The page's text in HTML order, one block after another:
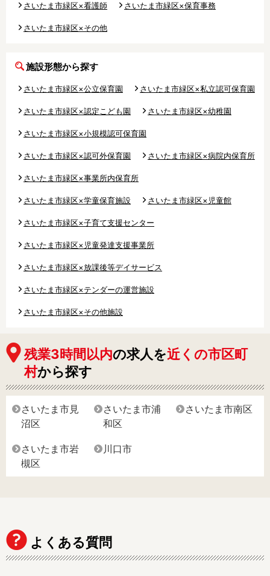
さいたま市緑区×看護師 さいたま市緑区×保育事務
さいたま市緑区×その他
施設形態から探す
さいたま市緑区×公立保育園 さいたま市緑区×私立認可保育園
さいたま市緑区×認定こども園 さいたま市緑区×幼稚園
さいたま市緑区×小規模認可保育園
さいたま市緑区×認可外保育園 さいたま市緑区×病院内保育所
さいたま市緑区×事業所内保育所
さいたま市緑区×学童保育施設 さいたま市緑区×児童館
さいたま市緑区×子育て支援センター
さいたま市緑区×児童発達支援事業所
さいたま市緑区×放課後等デイサービス
さいたま市緑区×テンダーの運営施設
さいたま市緑区×その他施設
残業3時間以内の求人を近くの市区町
村から探す
さいたま市見
沼区
さいたま市浦
和区
さいたま市南区
さいたま市岩
槻区
川口市
よくある質問